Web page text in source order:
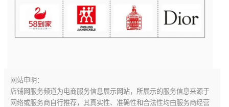
网站申明：
店铺网服务频道为电商服务信息展示网站，所展示的服务信息来源于
网络或服务商自行推荐，其真实性、准确性和合法性均由服务商经营